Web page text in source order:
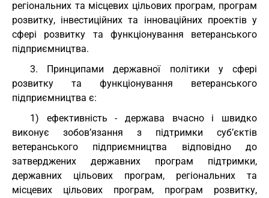
регіональних та місцевих цільових програм, програм
розвитку, інвестиційних та інноваційних проектів у
сфері розвитку та функціонування ветеранського
підприємництва.
3. Принципами державної політики у сфері
розвитку та функціонування ветеранського
підприємництва є:
1) ефективність - держава вчасно і швидко
виконує зобов’язання з підтримки суб’єктів
ветеранського підприємництва відповідно до
затверджених державних програм підтримки,
державних цільових програм, регіональних та
місцевих цільових програм, програм розвитку,